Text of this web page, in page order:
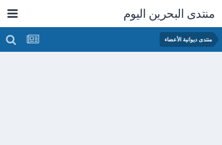
منتدى البحرين اليوم
منتدى ديوانية الأعضاء